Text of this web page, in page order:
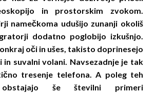
in prostorskim zvokom.
nameč­ko­ma udušijo zunanji okoliš
dodatno poglobijo izkuš­njo.
oči in ušes, takisto doprinesejo
suvalni volani. Navsezadnje je tak
tresenje telefona. A poleg teh
obstajajo še številni primeri